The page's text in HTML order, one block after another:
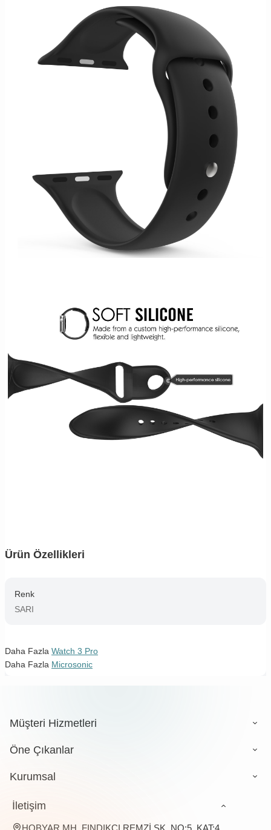
Ürün Özellikleri
Renk
SARI
Daha Fazla Watch 3 Pro
Daha Fazla Microsonic
Müşteri Hizmetleri
Öne Çıkanlar
Kurumsal
İletişim
HOBYAR MH. FINDIKÇI REMZİ SK. NO:5, KAT:4,